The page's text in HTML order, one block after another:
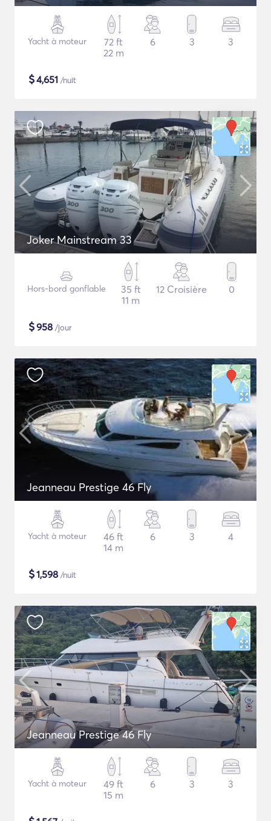
Yacht à moteur
72 ft
22 m
6 3 3
$4,651 /nuit
Joker Mainstream 33
Hors-bord gonflable
35 ft
11 m
12 Croisière 0
$958 /jour
Jeanneau Prestige 46 Fly
Yacht à moteur
46 ft
14 m
6 3 4
$1,598 /nuit
Jeanneau Prestige 46 Fly
Yacht à moteur
49 ft
15 m
6 3 3